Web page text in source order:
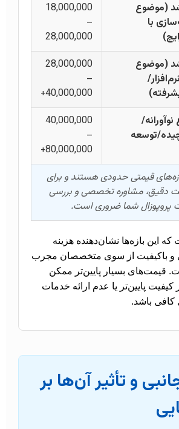
(موضوع
با
18,000,000
–
28,000,000
(موضوع
28,000,000
–
40,000,000+
توسعه
40,000,000
–
80,000,000+
قیمتی حدودی هستند و برای
دقیق، مشاوره تخصصی و بررسی
پروپوزال شما ضروری است.
که این بازه‌ها نشان‌دهنده هزینه
و باکیفیت از سوی متخصصان مجرب
قیمت‌های بسیار پایین‌تر ممکن
کیفیت پایین‌تر یا عدم ارائه خدمات
کافی باشد.
و تأثیر آن‌ها بر